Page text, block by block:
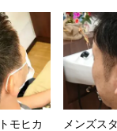
モヒカ
メンズス